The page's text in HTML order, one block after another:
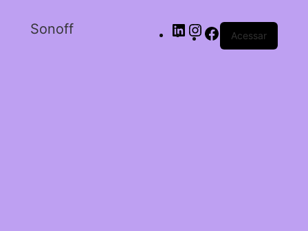
Sonoff Acessar